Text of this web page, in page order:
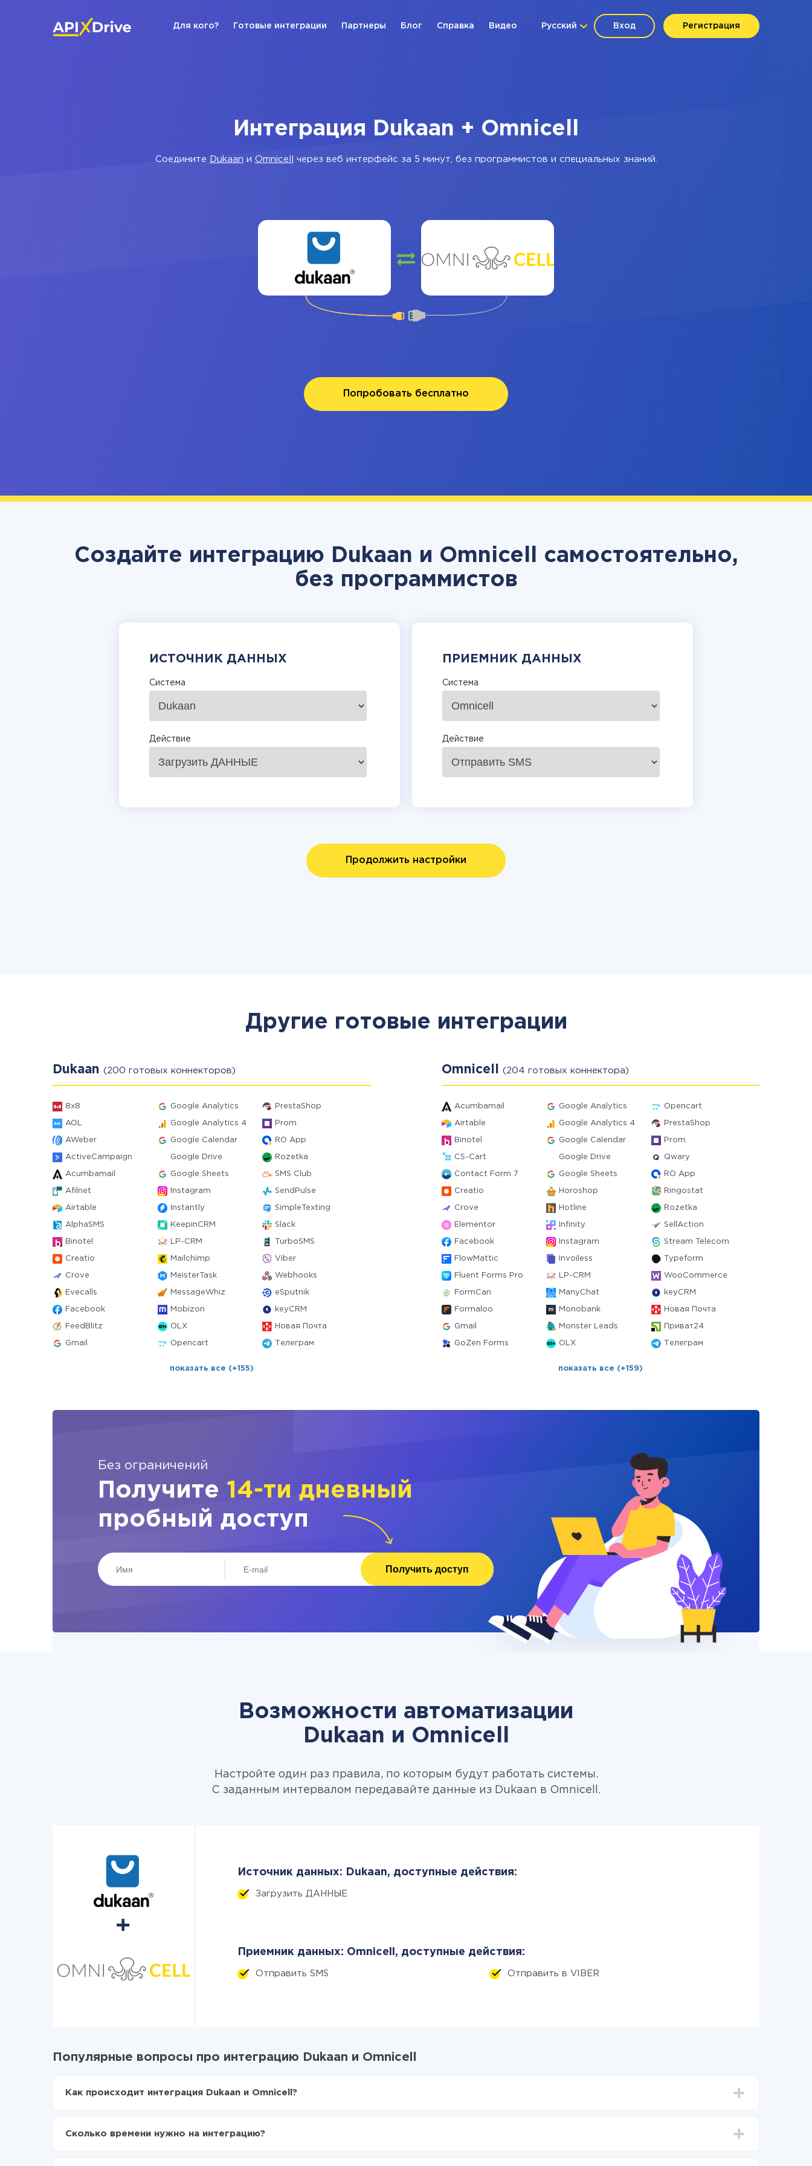
Вход Регистрация
Русский
Для кого? Готовые интеграции Партнеры Блог Справка Видео
Интеграция Dukaan + Omnicell
Соедините Dukaan и Omnicell через веб интерфейс за 5 минут, без программистов и специальных знаний.
Попробовать бесплатно
Создайте интеграцию Dukaan и Omnicell самостоятельно,
без программистов
ИСТОЧНИК ДАННЫХ
Система
Действие
ПРИЕМНИК ДАННЫХ
Система
Действие
Продолжить настройки
Другие готовые интеграции
Dukaan (200 готовых коннекторов)
8x8 Google Analytics PrestaShop
AOL Google Analytics 4 Prom
AWeber Google Calendar RO App
ActiveCampaign Google Drive Rozetka
Acumbamail Google Sheets SMS Club
Afilnet Instagram SendPulse
Airtable Instantly SimpleTexting
AlphaSMS KeepinCRM Slack
Binotel LP-CRM TurboSMS
Creatio Mailchimp Viber
Crove MeisterTask Webhooks
Evecalls MessageWhiz eSputnik
Facebook Mobizon keyCRM
FeedBlitz OLX Новая Почта
Gmail Opencart Телеграм
показать все (+155)
Omnicell (204 готовых коннектора)
Acumbamail Google Analytics Opencart
Airtable Google Analytics 4 PrestaShop
Binotel Google Calendar Prom
CS-Cart Google Drive Qwary
Contact Form 7 Google Sheets RO App
Creatio Horoshop Ringostat
Crove Hotline Rozetka
Elementor Infinity SellAction
Facebook Instagram Stream Telecom
FlowMattic Invoiless Typeform
Fluent Forms Pro LP-CRM WooCommerce
FormCan ManyChat keyCRM
Formaloo Monobank Новая Почта
Gmail Monster Leads Приват24
GoZen Forms OLX Телеграм
показать все (+159)
Без ограничений
Получите 14-ти дневный
пробный доступ
Получить доступ
Возможности автоматизации
Dukaan и Omnicell
Настройте один раз правила, по которым будут работать системы.
С заданным интервалом передавайте данные из Dukaan в Omnicell.
Источник данных: Dukaan, доступные действия:
Загрузить ДАННЫЕ
Приемник данных: Omnicell, доступные действия:
Отправить SMS Отправить в VIBER
Популярные вопросы про интеграцию Dukaan и Omnicell
Как происходит интеграция Dukaan и Omnicell?
Включаете автообновление
Сколько времени нужно на интеграцию?